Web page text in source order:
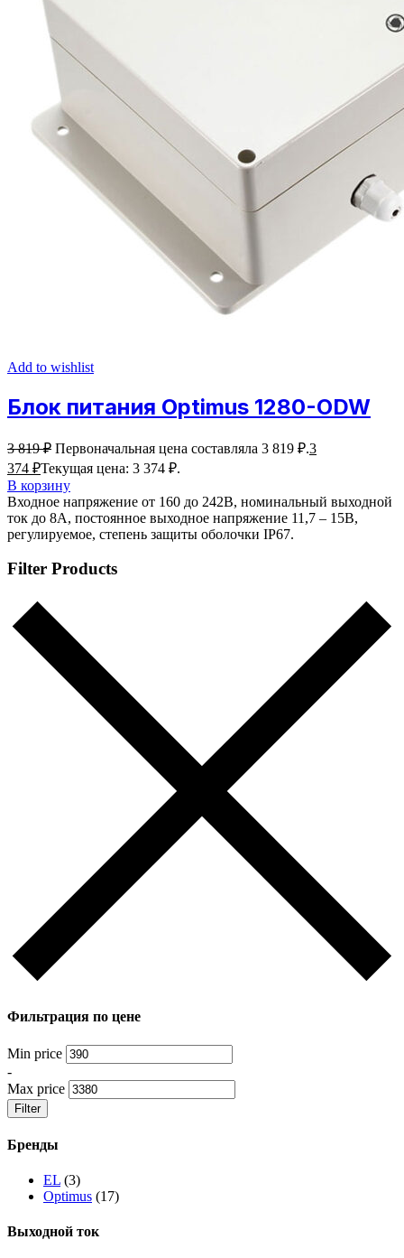
Add to wishlist
Блок питания Optimus 1280-ODW
3 819₽ Первоначальная цена составляла 3 819 ₽.3
374 ₽Текущая цена: 3 374 ₽.
В корзину
Входное напряжение от 160 до 242В, номинальный выходной
ток до 8А, постоянное выходное напряжение 11,7 – 15В,
регулируемое, степень защиты оболочки IP67.
Filter Products
Фильтрация по цене
Min price
-
Max price
Filter
Бренды
EL (3)
Optimus (17)
Выходной ток